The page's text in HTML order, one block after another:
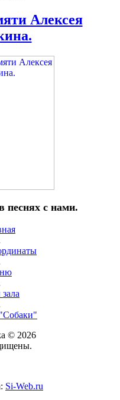
Алексея
песнях с нами.
© 2026
Si-Web.ru